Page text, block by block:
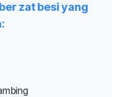
zat besi yang